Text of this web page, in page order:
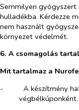
Semmilyen gyógyszert
hulladékba. Kérdezze
nem használt
környezet védelmét.
6. A csomagolás
Mit tartalmaz a
-​
A készítmény
végbélkúponként.